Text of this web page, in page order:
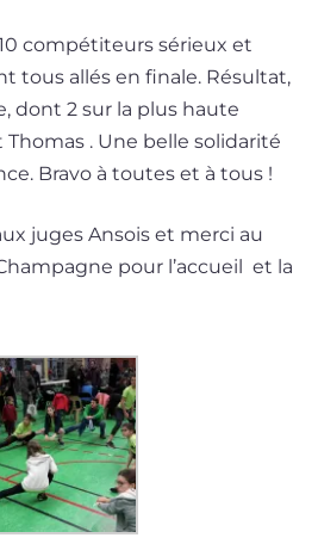
com­pé­ti­teurs sérieux et
tous allés en finale. Résultat,
dont 2 sur la plus haute
. Une belle soli­da­ri­té
Bravo à toutes et à tous !
juges Ansois et mer­ci au
pour l’ac­cueil et la